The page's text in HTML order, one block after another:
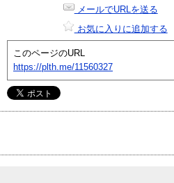
メールでURLを送る
お気に入りに追加する
このページのURL
https://plth.me/11560327